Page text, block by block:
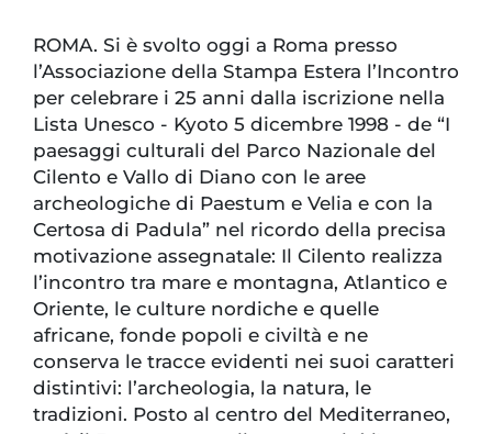
ROMA. Si è svolto oggi a Roma presso
l’Associazione della Stampa Estera l’Incontro
per celebrare i 25 anni dalla iscrizione nella
Lista Unesco - Kyoto 5 dicembre 1998 - de “I
paesaggi culturali del Parco Nazionale del
Cilento e Vallo di Diano con le aree
archeologiche di Paestum e Velia e con la
Certosa di Padula” nel ricordo della precisa
motivazione assegnatale: Il Cilento realizza
l’incontro tra mare e montagna, Atlantico e
Oriente, le culture nordiche e quelle
africane, fonde popoli e civiltà e ne
conserva le tracce evidenti nei suoi caratteri
distintivi: l’archeologia, la natura, le
tradizioni. Posto al centro del Mediterraneo,